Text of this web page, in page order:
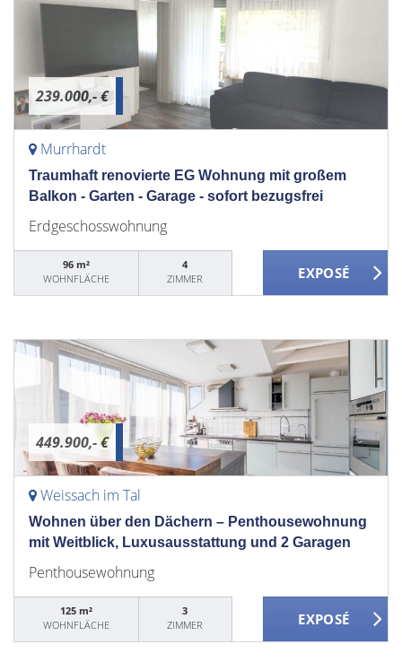
239.000,- €
Murrhardt
Traumhaft renovierte EG Wohnung mit großem
Balkon - Garten - Garage - sofort bezugsfrei
Erdgeschosswohnung
96 m²
WOHNFLÄCHE
4
ZIMMER
449.900,- €
Weissach im Tal
Wohnen über den Dächern – Penthousewohnung
mit Weitblick, Luxusausstattung und 2 Garagen
Penthousewohnung
125 m²
WOHNFLÄCHE
3
ZIMMER